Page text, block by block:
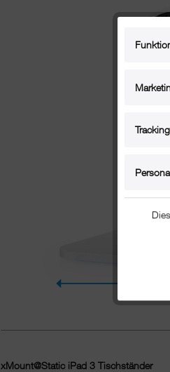
xMount@Static iPad 3 Tischständer
Tracking